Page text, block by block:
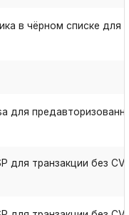
в чёрном списке для
для
для транзакции без